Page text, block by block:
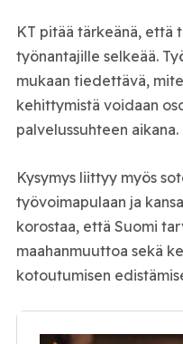
KT pitää tärkeänä, että
työnantajille selkeää.
mukaan tiedettävä,
kehittymistä voidaan
palvelussuhteen aikana.
Kysymys liittyy myös
työvoimapulaan ja
korostaa, että Suomi
maahanmuuttoa sekä
kotoutumisen